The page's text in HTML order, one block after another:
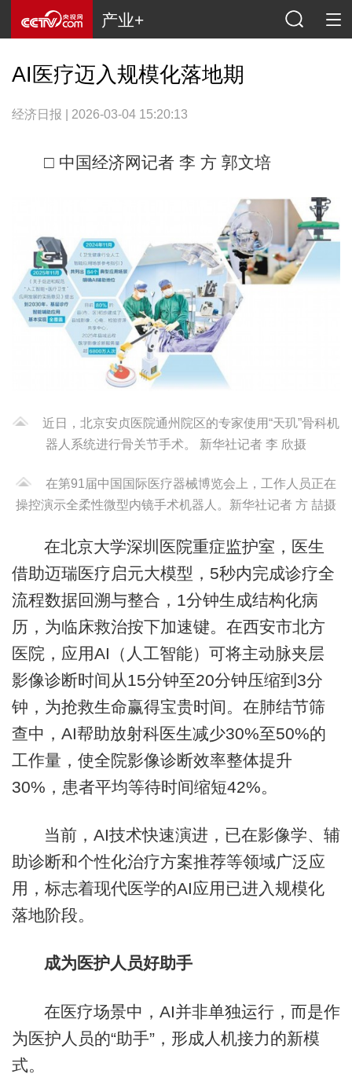
产业+
AI医疗迈入规模化落地期
经济日报 | 2026-03-04 15:20:13
□ 中国经济网记者 李 方 郭文培
近日，北京安贞医院通州院区的专家使用“天玑”骨科机
器人系统进行骨关节手术。 新华社记者 李 欣摄
在第91届中国国际医疗器械博览会上，工作人员正在
操控演示全柔性微型内镜手术机器人。新华社记者 方 喆摄
在北京大学深圳医院重症监护室，医生
借助迈瑞医疗启元大模型，5秒内完成诊疗全
流程数据回溯与整合，1分钟生成结构化病
历，为临床救治按下加速键。在西安市北方
医院，应用AI（人工智能）可将主动脉夹层
影像诊断时间从15分钟至20分钟压缩到3分
钟，为抢救生命赢得宝贵时间。在肺结节筛
查中，AI帮助放射科医生减少30%至50%的
工作量，使全院影像诊断效率整体提升
30%，患者平均等待时间缩短42%。
当前，AI技术快速演进，已在影像学、辅
助诊断和个性化治疗方案推荐等领域广泛应
用，标志着现代医学的AI应用已进入规模化
落地阶段。
成为医护人员好助手
在医疗场景中，AI并非单独运行，而是作
为医护人员的“助手”，形成人机接力的新模
式。